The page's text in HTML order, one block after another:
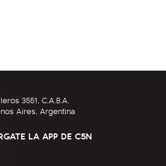
3551, C.A.B.A.
Aires, Argentina
LA APP DE C5N